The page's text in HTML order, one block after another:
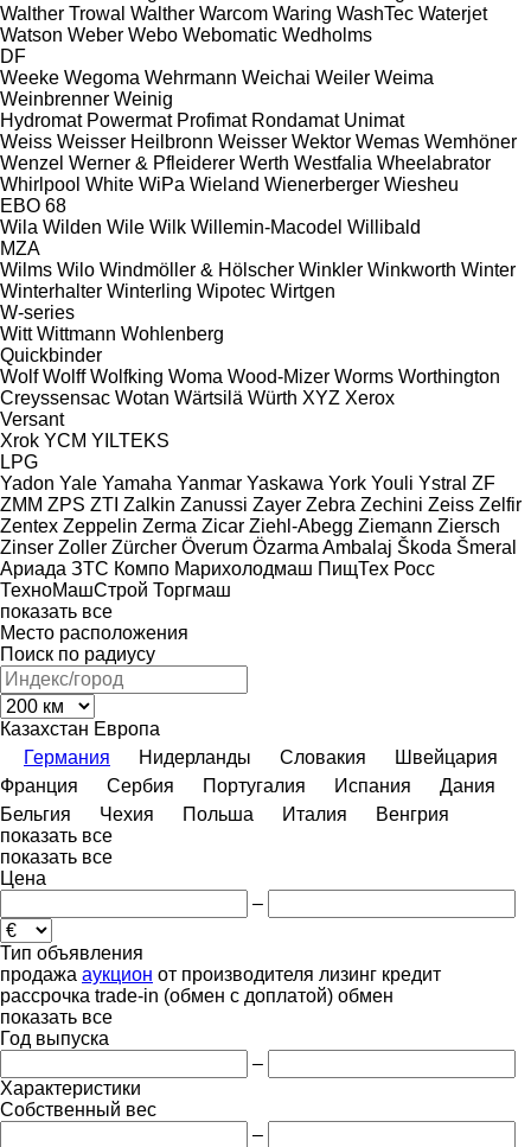
Walther Trowal Walther Warcom Waring WashTec Waterjet
Watson Weber Webo Webomatic Wedholms
DF
Weeke Wegoma Wehrmann Weichai Weiler Weima
Weinbrenner Weinig
Hydromat Powermat Profimat Rondamat Unimat
Weiss Weisser Heilbronn Weisser Wektor Wemas Wemhöner
Wenzel Werner & Pfleiderer Werth Westfalia Wheelabrator
Whirlpool White WiPa Wieland Wienerberger Wiesheu
EBO 68
Wila Wilden Wile Wilk Willemin-Macodel Willibald
MZA
Wilms Wilo Windmöller & Hölscher Winkler Winkworth Winter
Winterhalter Winterling Wipotec Wirtgen
W-series
Witt Wittmann Wohlenberg
Quickbinder
Wolf Wolff Wolfking Woma Wood-Mizer Worms Worthington
Creyssensac Wotan Wärtsilä Würth XYZ Xerox
Versant
Xrok YCM YILTEKS
LPG
Yadon Yale Yamaha Yanmar Yaskawa York Youli Ystral ZF
ZMM ZPS ZTI Zalkin Zanussi Zayer Zebra Zechini Zeiss Zelfir
Zentex Zeppelin Zerma Zicar Ziehl-Abegg Ziemann Ziersch
Zinser Zoller Zürcher Överum Özarma Ambalaj Škoda Šmeral
Ариада ЗТС Компо Марихолодмаш ПищТех Росс
ТехноМашСтрой Торгмаш
показать все
Место расположения
Поиск по радиусу
Казахстан Европа
Германия
Нидерланды Словакия
Швейцария
Франция
Сербия Португалия Испания
Дания
Бельгия
Чехия Польша Италия
Венгрия
показать все
показать все
Цена
–
Тип объявления
продажа аукцион от производителя лизинг кредит
рассрочка trade-in (обмен с доплатой) обмен
показать все
Год выпуска
–
Характеристики
Собственный вес
–